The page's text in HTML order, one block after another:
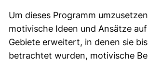
Um dieses Programm
motivische Ideen und Ansätze
Gebiete erweitert, in denen sie
betrachtet wurden, motivische